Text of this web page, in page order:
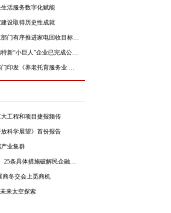
活服务数字化赋能
设取得历史性成就
国家发展改革委等三部门有序推进家电回收目标责任制行动
工信部：第四批专精特新“小巨人”企业已完成公示，民营企业占84%
国家发展改革委等部门印发《养老托育服务业 纾困扶持若干政策措施》的通知
工程和项目捷报频传
科学展望》首份报告
业集群
八部门印发《通知》 25条具体措施破解民企融资难题
商冬交会上觅商机
来太空探索